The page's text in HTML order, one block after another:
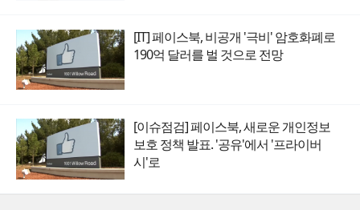
[IT] 페이스북, 비공개 '극비' 암호화폐로
190억 달러를 벌 것으로 전망
[이슈점검] 페이스북, 새로운 개인정보
보호 정책 발표. '공유'에서 '프라이버
시'로